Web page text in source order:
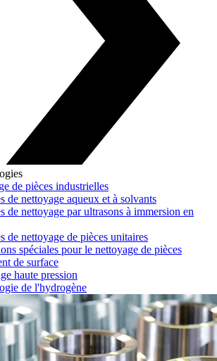
de pièces industrielles
de nettoyage aqueux et à solvants
de nettoyage par ultrasons à immersion en
de nettoyage de pièces unitaires
spéciales pour le nettoyage de pièces
de surface
haute pression
de l'hydrogène